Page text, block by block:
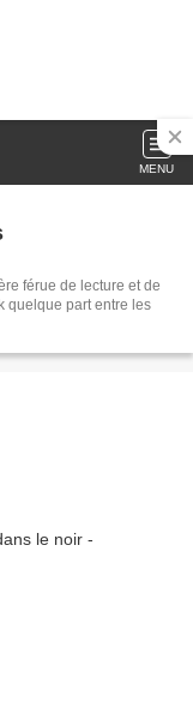
MENU
férue de lecture et de